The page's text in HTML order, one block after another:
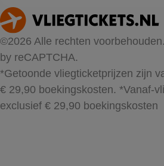
©2026 Alle rechten
by reCAPTCHA.
*Getoonde vliegticketprijzen zijn
€ 29,90 boekingskosten. *Vanaf-
exclusief € 29,90 boekingskosten